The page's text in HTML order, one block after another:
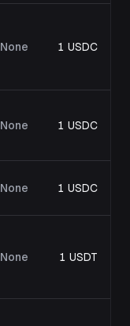
None 1 USDC
None 1 USDC
None 1 USDC
None 1 USDT